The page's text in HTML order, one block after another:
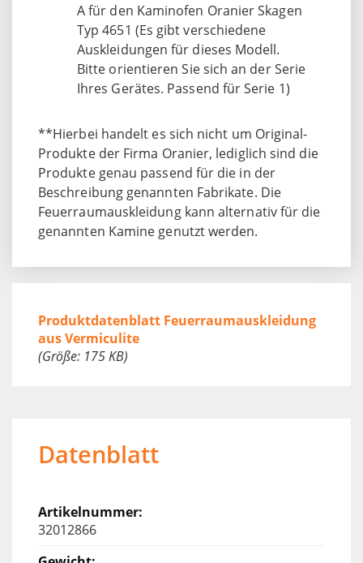
A für den Kaminofen Oranier Skagen
Typ 4651 (Es gibt verschiedene
Auskleidungen für dieses Modell.
Bitte orientieren Sie sich an der Serie
Ihres Gerätes. Passend für Serie 1)
**Hierbei handelt es sich nicht um Original-
Produkte der Firma Oranier, lediglich sind die
Produkte genau passend für die in der
Beschreibung genannten Fabrikate. Die
Feuerraumauskleidung kann alternativ für die
genannten Kamine genutzt werden.
Produktdatenblatt Feuerraumauskleidung
aus Vermiculite
(Größe: 175 KB)
Datenblatt
32012866